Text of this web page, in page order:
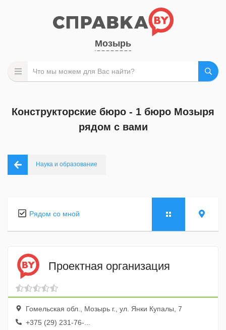
Мозырь
Конструкторские бюро - 1 бюро Мозыря
рядом с вами
Наука и образование
Рядом со мной
Проектная организация
Гомельская обл., Мозырь г., ул. Янки Купалы, 7
+375 (29) 231-76-...